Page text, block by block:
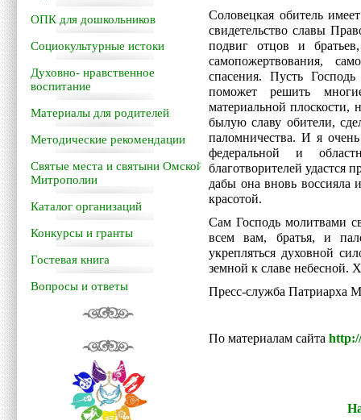
ОПК для дошкольников
Социокультурные истоки
Духовно- нравственное
воспитание
Материалы для родителей
Методические рекомендации
Святые места и святыни Омской
Митрополии
Каталог организаций
Конкурсы и гранты
Гостевая книга
Вопросы и ответы
Соловецкая обитель
свидетельство славы
подвиг отцов и
самопожертвования,
спасения. Пусть
поможет решить
материальной плоскости,
былую славу обители,
паломничества. И я
федеральной и
благотворителей удастся
дабы она вновь воссияла
красотой.
Сам Господь молитвами
всем вам, братья, и
укрепляться духовной
земной к славе небесной.
Пресс-служба Патриарха
По материалам сайта